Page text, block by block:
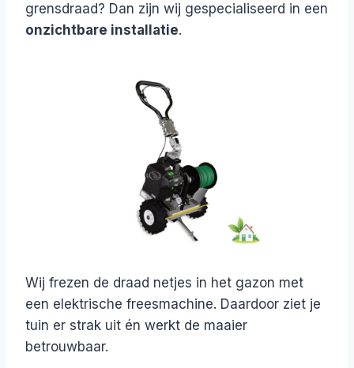
grensdraad? Dan zijn wij gespecialiseerd in een
onzichtbare installatie.
Wij frezen de draad netjes in het gazon met
een elektrische freesmachine. Daardoor ziet je
tuin er strak uit én werkt de maaier
betrouwbaar.